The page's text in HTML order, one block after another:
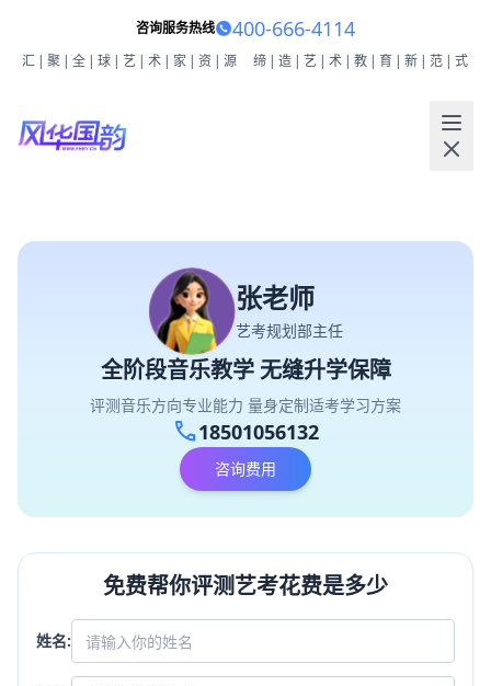
咨询服务热线 400-666-4114
汇|聚|全|球|艺|术|家|资|源 缔|造|艺|术|教|育|新|范|式
张老师
艺考规划部主任
全阶段音乐教学 无缝升学保障
评测音乐方向专业能力 量身定制适考学习方案
call18501056132
咨询费用
免费帮你评测艺考花费是多少
姓名: